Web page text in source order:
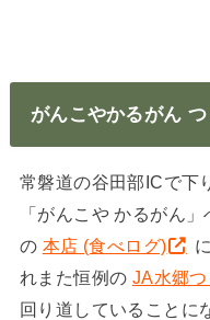
がんこやかるがん
常磐道の谷田部ICで下
「がんこや かるがん
の 本店 (食べログ)
れまた恒例の JA水郷
回り道していることに